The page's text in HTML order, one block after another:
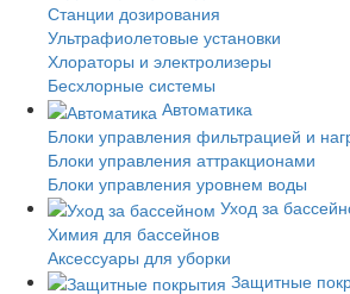
Станции дозирования
Ультрафиолетовые установки
Хлораторы и электролизеры
Бесхлорные системы
Автоматика
Блоки управления фильтрацией и
Блоки управления аттракционами
Блоки управления уровнем воды
Уход за
Химия для бассейнов
Аксессуары для уборки
Защитные